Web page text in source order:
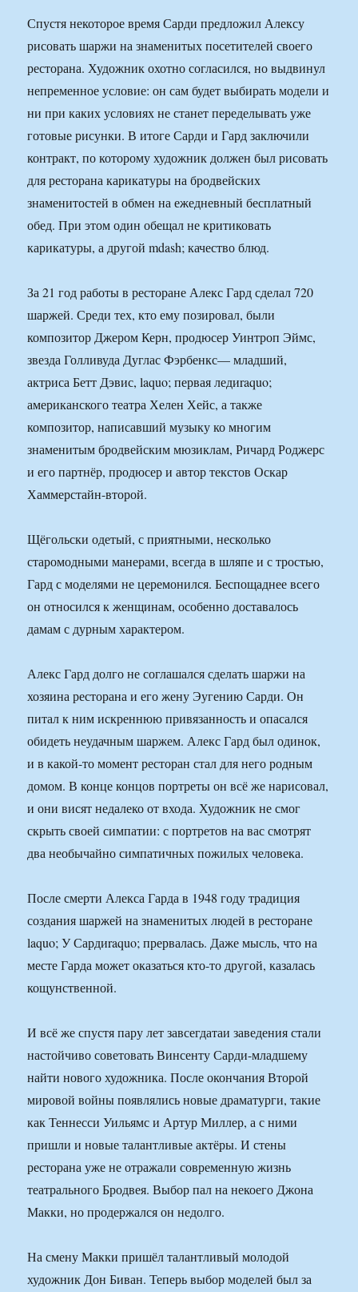
Спустя некоторое время Сарди предложил Алексу
рисовать шаржи на знаменитых посетителей своего
ресторана. Художник охотно согласился, но выдвинул
непременное условие: он сам будет выбирать модели и
ни при каких условиях не станет переделывать уже
готовые рисунки. В итоге Сарди и Гард заключили
контракт, по которому художник должен был рисовать
для ресторана карикатуры на бродвейских
знаменитостей в обмен на ежедневный бесплатный
обед. При этом один обещал не критиковать
карикатуры, а другой mdash; качество блюд.
За 21 год работы в ресторане Алекс Гард сделал 720
шаржей. Среди тех, кто ему позировал, были
композитор Джером Керн, продюсер Уинтроп Эймс,
звезда Голливуда Дуглас Фэрбенкс— младший,
актриса Бетт Дэвис, laquo; первая ледиraquo;
американского театра Хелен Хейс, а также
композитор, написавший музыку ко многим
знаменитым бродвейским мюзиклам, Ричард Роджерс
и его партнёр, продюсер и автор текстов Оскар
Хаммерстайн-второй.
Щёгольски одетый, с приятными, несколько
старомодными манерами, всегда в шляпе и с тростью,
Гард с моделями не церемонился. Беспощаднее всего
он относился к женщинам, особенно доставалось
дамам с дурным характером.
Алекс Гард долго не соглашался сделать шаржи на
хозяина ресторана и его жену Эугению Сарди. Он
питал к ним искреннюю привязанность и опасался
обидеть неудачным шаржем. Алекс Гард был одинок,
и в какой-то момент ресторан стал для него родным
домом. В конце концов портреты он всё же нарисовал,
и они висят недалеко от входа. Художник не смог
скрыть своей симпатии: с портретов на вас смотрят
два необычайно симпатичных пожилых человека.
После смерти Алекса Гарда в 1948 году традиция
создания шаржей на знаменитых людей в ресторане
laquo; У Сардиraquo; прервалась. Даже мысль, что на
месте Гарда может оказаться кто-то другой, казалась
кощунственной.
И всё же спустя пару лет завсегдатаи заведения стали
настойчиво советовать Винсенту Сарди-младшему
найти нового художника. После окончания Второй
мировой войны появлялись новые драматурги, такие
как Теннесси Уильямс и Артур Миллер, а с ними
пришли и новые талантливые актёры. И стены
ресторана уже не отражали современную жизнь
театрального Бродвея. Выбор пал на некоего Джона
Макки, но продержался он недолго.
На смену Макки пришёл талантливый молодой
художник Дон Биван. Теперь выбор моделей был за